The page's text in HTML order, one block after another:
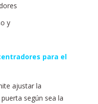
y
para el
ajustar la
según sea la